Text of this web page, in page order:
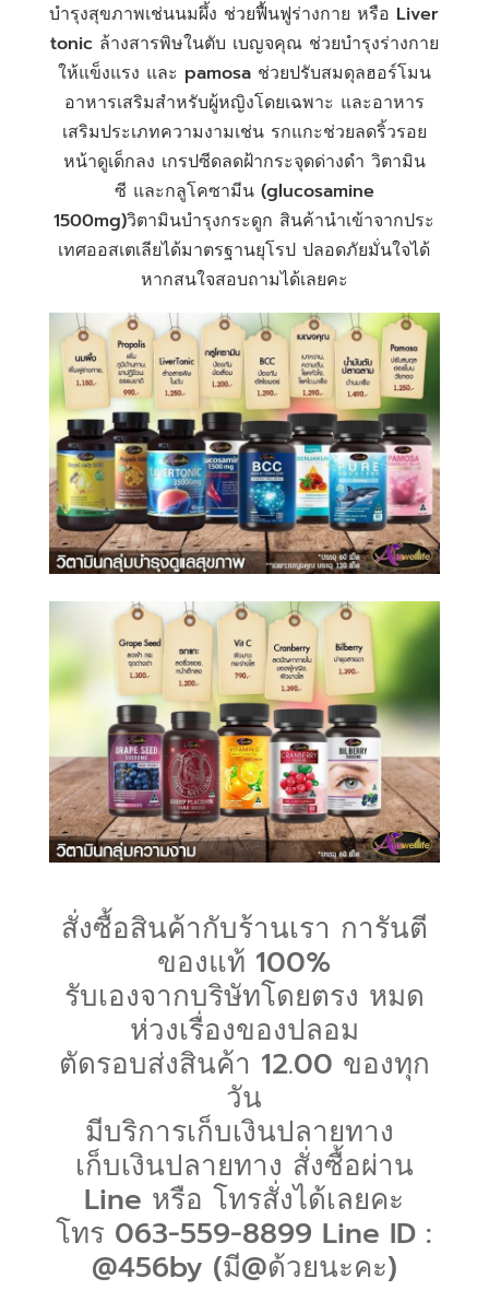
บำรุงสุขภาพเช่นนมผึ้ง ช่วยฟื้นฟูร่างกาย หรือ Liver
tonicล้างสารพิษในตับ เบญจคุณช่วยบำรุงร่างกาย
ให้แข็งแรง และ pamosaช่วยปรับสมดุลฮอร์โมน
อาหารเสริมสำหรับผู้หญิงโดยเฉพาะ และอาหาร
เสริมประเภทความงามเช่น รกแกะช่วยลดริ้วรอย
หน้าดูเด็กลง เกรปซีดลดฝ้ากระจุดด่างดำ วิตามิน
ซี และกลูโคซามีน(glucosamine
1500mg)วิตามินบำรุงกระดูก สินค้านำเข้าจากประ
เทศออสเตเลียได้มาตรฐานยุโรป ปลอดภัยมั่นใจได้
หากสนใจสอบถามได้เลยคะ
สั่งซื้อสินค้ากับร้านเรา การันตี
ของแท้ 100%
รับเองจากบริษัทโดยตรง หมด
ห่วงเรื่องของปลอม
ตัดรอบส่งสินค้า 12.00 ของทุก
วัน
มีบริการเก็บเงินปลายทาง
เก็บเงินปลายทาง สั่งซื้อผ่าน
Line หรือ โทรสั่งได้เลยคะ
โทร 063-559-8899 Line ID :
@456by (มี@ด้วยนะคะ)